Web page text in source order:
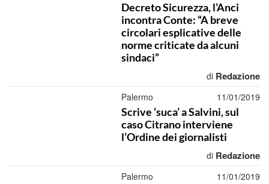
Decreto Sicurezza, l’Anci
incontra Conte: “A breve
circolari esplicative delle
norme criticate da alcuni
sindaci”
di Redazione
Palermo 11/01/2019
Scrive ‘suca’ a Salvini, sul
caso Citrano interviene
l’Ordine dei giornalisti
di Redazione
Palermo 11/01/2019